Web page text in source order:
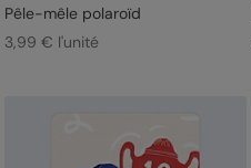
Pêle-mêle polaroïd
3,99 € l'unité